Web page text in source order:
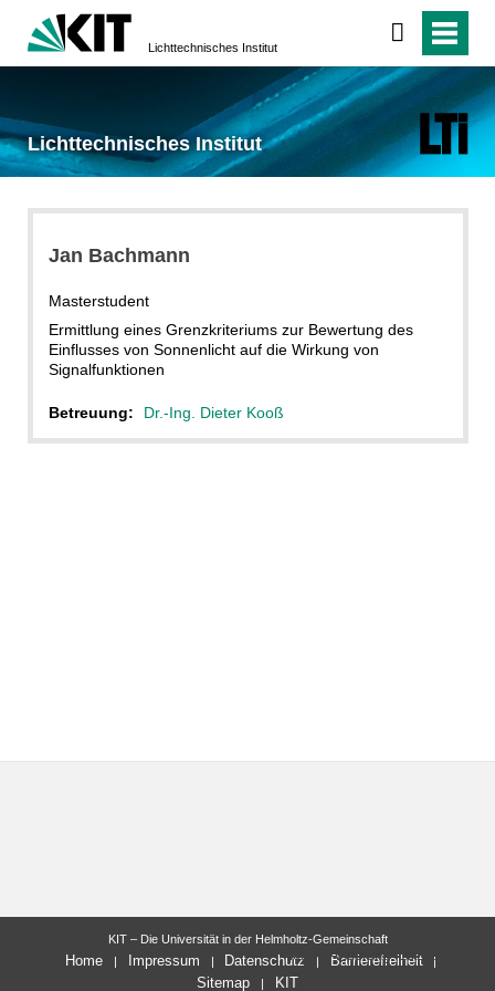
Lichttechnisches Institut
Lichttechnisches Institut
Jan Bachmann
Masterstudent
Ermittlung eines Grenzkriteriums zur Bewertung des
Einflusses von Sonnenlicht auf die Wirkung von
Signalfunktionen
Betreuung: Dr.-Ing. Dieter Kooß
letzte Änderung: 10.11.2021
KIT – Die Universität in der Helmholtz-Gemeinschaft
Home Impressum Datenschutz
Barrierefreiheit
Sitemap
KIT